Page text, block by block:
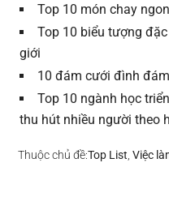
Top 10 món chay
Top 10 biểu tượng
giới
10 đám cưới đình
Top 10 ngành học
thu hút nhiều người theo
Thuộc chủ đề:Top List ,Việc